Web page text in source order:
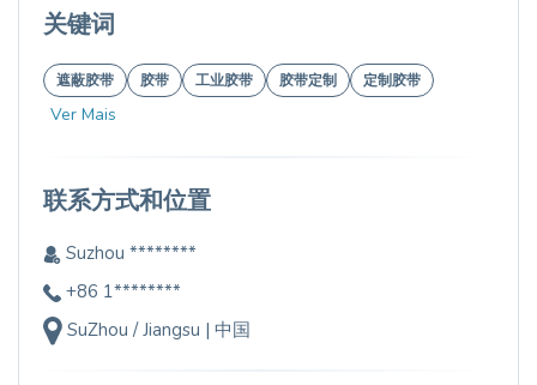
关键词
遮蔽胶带 胶带 工业胶带 胶带定制 定制胶带
Ver Mais
联系方式和位置
Suzhou ********
+86 1********
SuZhou / Jiangsu | 中国